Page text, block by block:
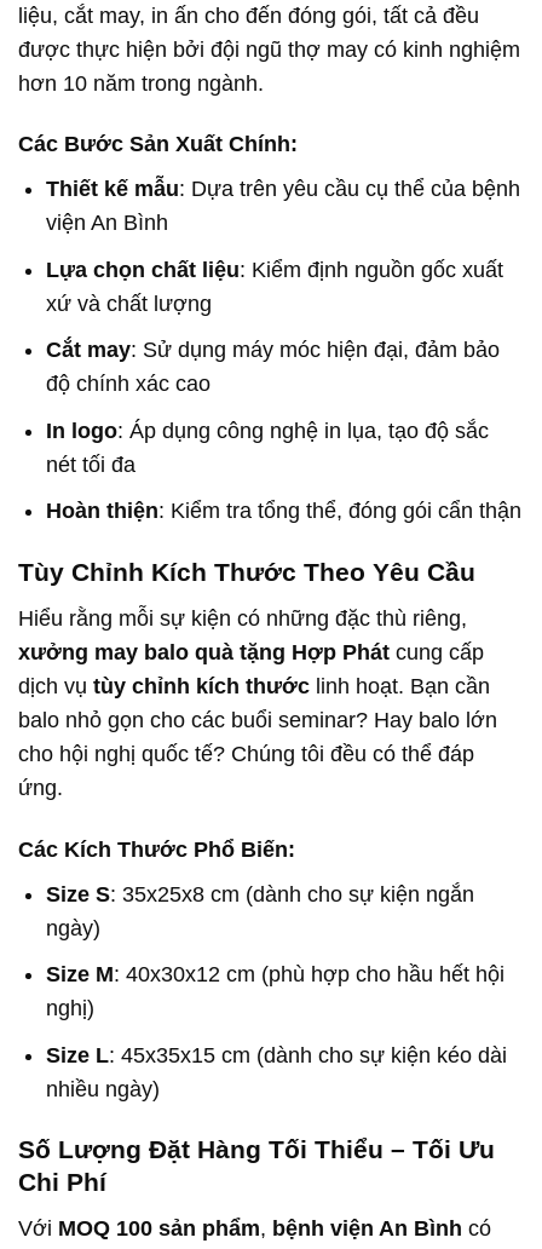
liệu, cắt may, in ấn cho đến đóng gói, tất cả đều
được thực hiện bởi đội ngũ thợ may có kinh nghiệm
hơn 10 năm trong ngành.
Các Bước Sản Xuất Chính:
Thiết kế mẫu: Dựa trên yêu cầu cụ thể của bệnh
viện An Bình
Lựa chọn chất liệu: Kiểm định nguồn gốc xuất
xứ và chất lượng
Cắt may: Sử dụng máy móc hiện đại, đảm bảo
độ chính xác cao
In logo: Áp dụng công nghệ in lụa, tạo độ sắc
nét tối đa
Hoàn thiện: Kiểm tra tổng thể, đóng gói cẩn thận
Tùy Chỉnh Kích Thước Theo Yêu Cầu
Hiểu rằng mỗi sự kiện có những đặc thù riêng,
xưởng may balo quà tặng Hợp Phát cung cấp
dịch vụ tùy chỉnh kích thước linh hoạt. Bạn cần
balo nhỏ gọn cho các buổi seminar? Hay balo lớn
cho hội nghị quốc tế? Chúng tôi đều có thể đáp
ứng.
Các Kích Thước Phổ Biến:
Size S: 35x25x8 cm (dành cho sự kiện ngắn
ngày)
Size M: 40x30x12 cm (phù hợp cho hầu hết hội
nghị)
Size L: 45x35x15 cm (dành cho sự kiện kéo dài
nhiều ngày)
Số Lượng Đặt Hàng Tối Thiểu – Tối Ưu
Chi Phí
Với MOQ 100 sản phẩm, bệnh viện An Bình có